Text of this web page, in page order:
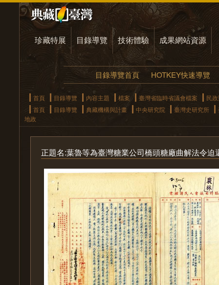
珍藏特展 目錄導覽 技術體驗 成果網站資源
目錄導覽首頁 HOTKEY快速導覽
首頁 目錄導覽 內容主題 檔案 臺灣省臨時省議會檔案
民
首頁
目錄導覽 典藏機構與計畫 中央研究院 臺灣史研究所
地政
正題名:葉魯等為臺灣糖業公司橋頭糖廠曲解法令